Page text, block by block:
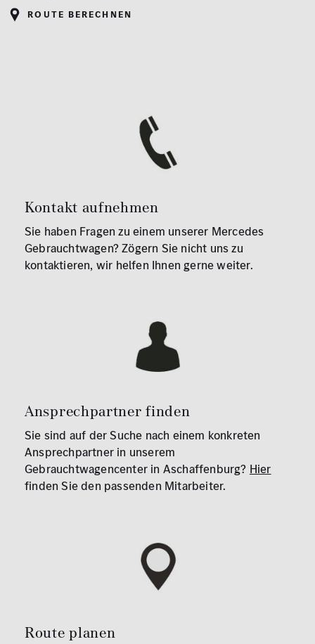
Route berechnen
Kontakt aufnehmen
Sie haben Fragen zu einem unserer Mercedes
Gebrauchtwagen? Zögern Sie nicht uns zu
kontaktieren, wir helfen Ihnen gerne weiter.
Ansprechpartner finden
Sie sind auf der Suche nach einem konkreten
Ansprechpartner in unserem
Gebrauchtwagencenter in Aschaffenburg? Hier
finden Sie den passenden Mitarbeiter.
Route planen